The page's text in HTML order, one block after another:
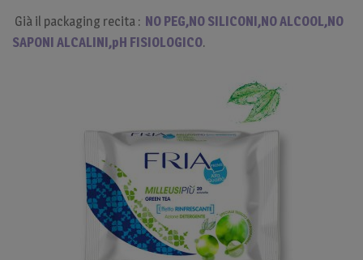
Già il packaging recita : NO PEG,NO SILICONI,NO ALCOOL,NO
SAPONI ALCALINI,pH FISIOLOGICO.